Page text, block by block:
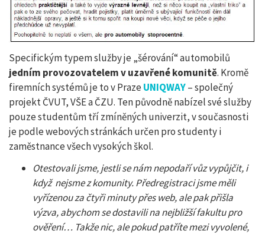
Specifickým typem služby je „šérování“ automobilů
jedním provozovatelemv uzavřené komunitě. Kromě
firemních systémů je to v PrazeUNIQWAY– společný
projekt ČVUT, VŠE a ČZU. Ten původně nabízel své služby
pouze studentům tří zmíněných univerzit, v současnosti
je podle webových stránkách určen pro studenty i
zaměstnance všech vysokých škol.
Otestovali jsme, jestli se nám nepodaří vůz vypůjčit, i
když nejsme z komunity. Předregistraci jsme měli
vyřízenou za čtyři minuty přes web, ale pak přišla
výzva, abychom se dostavili na nejbližší fakultu pro
ověření… Takže nic, ale pokud patříte mezi vyvolené,